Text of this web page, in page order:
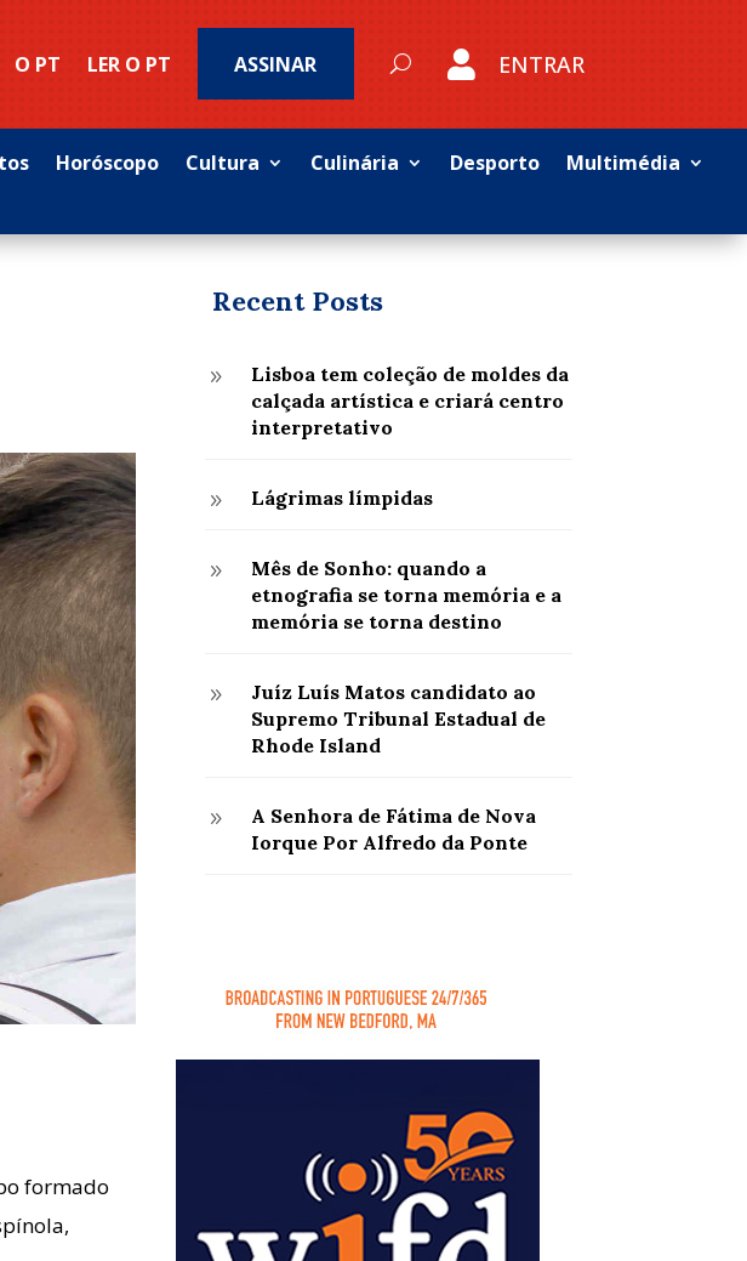
O PT LER O PT ASSINAR  ENTRAR
Horóscopo Cultura Culinária Desporto
Multimédia
formado
Recent Posts
9
Lisboa tem coleção de moldes da
calçada artística e criará centro
interpretativo
9 Lágrimas límpidas
9
Mês de Sonho: quando a
etnografia se torna memória e a
memória se torna destino
9
Juíz Luís Matos candidato ao
Supremo Tribunal Estadual de
Rhode Island
9
A Senhora de Fátima de Nova
Iorque Por Alfredo da Ponte